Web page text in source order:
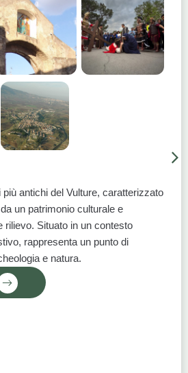
antichi del Vulture, caratterizzato
un patrimonio culturale e
rilievo. Situato in un contesto
rappresenta un punto di
e natura.